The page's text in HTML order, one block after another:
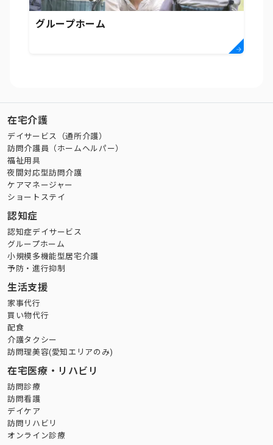
グループホーム
在宅介護
デイサービス（通所介護）
訪問介護員（ホームヘルパー）
福祉用具
夜間対応型訪問介護
ケアマネージャー
ショートステイ
認知症
認知症デイサービス
グループホーム
小規模多機能型居宅介護
予防・進行抑制
生活支援
家事代行
買い物代行
配食
介護タクシー
訪問理美容(愛知エリアのみ)
在宅医療・リハビリ
訪問診療
訪問看護
デイケア
訪問リハビリ
オンライン診療